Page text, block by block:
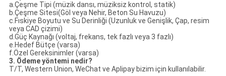
a.Çeşme Tipi (müzik dansı, müziksiz kontrol, statik)
b.Çeşme Sitesi(Göl veya Nehir, Beton Su Havuzu)
c.Fıskiye Boyutu ve Su Derinliği (Uzunluk ve Genişlik, Çap, resim
veya CAD çizimi)
d.Güç Kaynağı (voltaj, frekans, tek fazlı veya 3 fazlı)
e.Hedef Bütçe (varsa)
f.Özel Gereksinimler (varsa)
3. Ödeme yöntemi nedir?
T/T, Western Union, WeChat ve Aplipay bizim için kullanılabilir.